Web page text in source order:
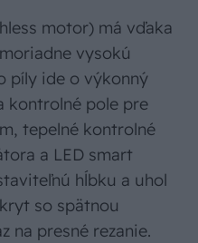
motor) má vďaka
vysokú
píly ide o výkonný
kontrolné pole pre
tepelné kontrolné
a LED smart
hĺbku a uhol
so spätnou
na presné rezanie.